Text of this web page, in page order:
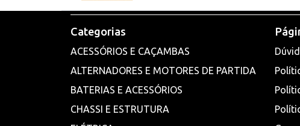
Categorias
ACESSÓRIOS E CAÇAMBAS
ALTERNADORES E MOTORES DE PARTIDA
BATERIAS E ACESSÓRIOS
CHASSI E ESTRUTURA